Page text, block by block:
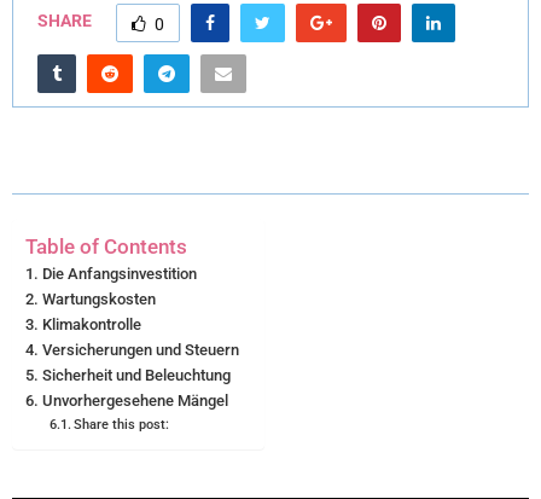
I
R
)
E
B
T K
SHARE 0
Table of Contents
Die Anfangsinvestition
Wartungskosten
Klimakontrolle
Versicherungen und Steuern
Sicherheit und Beleuchtung
Unvorhergesehene Mängel
Share this post: